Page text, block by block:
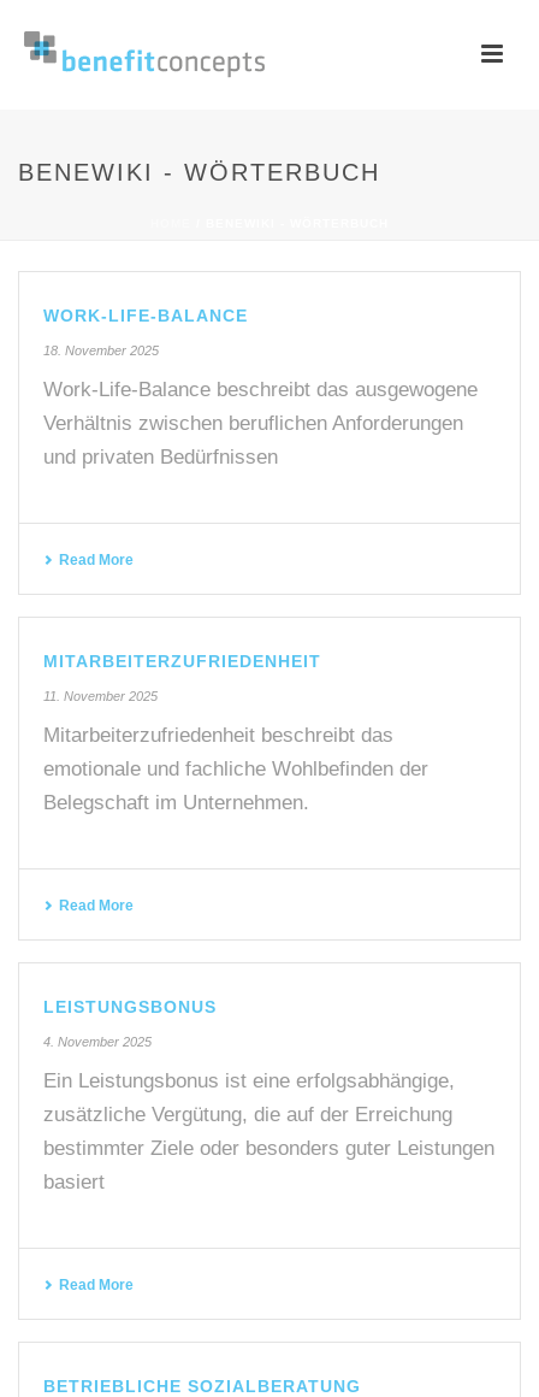
BENEWIKI - WÖRTERBUCH
WORK-LIFE-BALANCE
18. November 2025
Work-Life-Balance beschreibt das ausgewogene
Verhältnis zwischen beruflichen Anforderungen
und privaten Bedürfnissen
Read More
MITARBEITERZUFRIEDENHEIT
11. November 2025
Mitarbeiterzufriedenheit beschreibt das
emotionale und fachliche Wohlbefinden der
Belegschaft im Unternehmen.
Read More
LEISTUNGSBONUS
4. November 2025
Ein Leistungsbonus ist eine erfolgsabhängige,
zusätzliche Vergütung, die auf der Erreichung
bestimmter Ziele oder besonders guter Leistungen
basiert
Read More
BETRIEBLICHE SOZIALBERATUNG